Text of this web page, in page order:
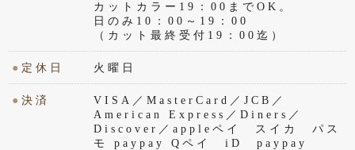
カットカラー19：00までOK。
日のみ10：00～19：00
（カット最終受付19：00迄）
● 定休日 火曜日
●決済
VISA／MasterCard／JCB／
American Express／Diners／
Discover／appleペイ スイカ パス
モ paypay Qペイ iD paypay